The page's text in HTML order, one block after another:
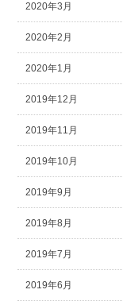
2020年3月
2020年2月
2020年1月
2019年12月
2019年11月
2019年10月
2019年9月
2019年8月
2019年7月
2019年6月